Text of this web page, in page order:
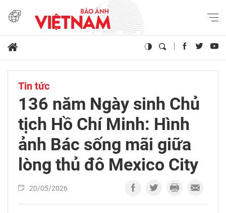
Tin tức
136 năm Ngày sinh Chủ
tịch Hồ Chí Minh: Hình
ảnh Bác sống mãi giữa
lòng thủ đô Mexico City
20/05/2026